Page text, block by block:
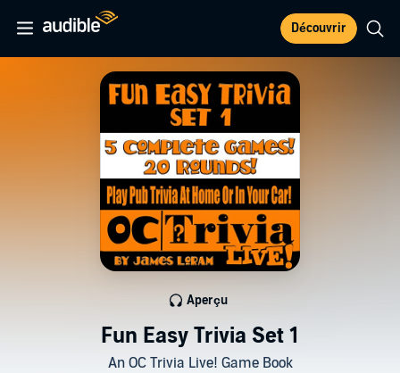
Découvrir
Fun Easy Trivia Set 1
An OC Trivia Live! Game Book
Aperçu